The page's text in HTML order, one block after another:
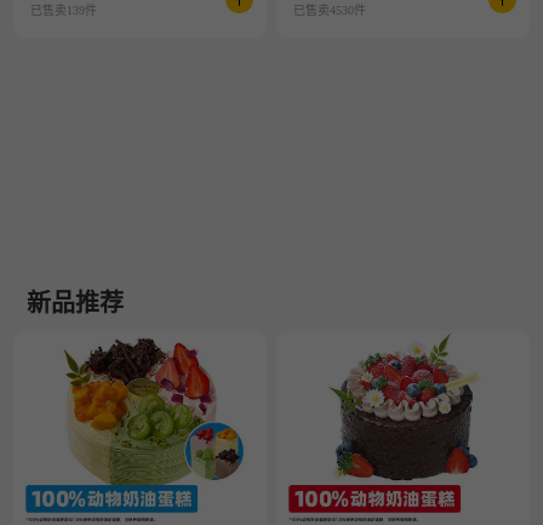
已售卖139件 已售卖4530件
新品推荐